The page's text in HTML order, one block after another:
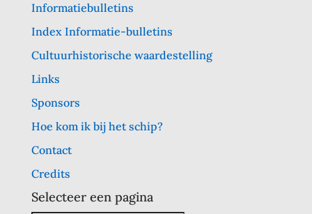
Informatiebulletins
Index Informatie-bulletins
Cultuurhistorische waardestelling
Links
Sponsors
Hoe kom ik bij het schip?
Contact
Credits
Selecteer een pagina